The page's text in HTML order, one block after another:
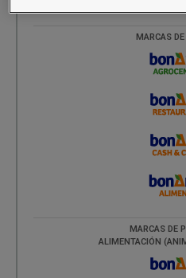
MARCAS
MARCAS DE
ALIMENTACIÓN